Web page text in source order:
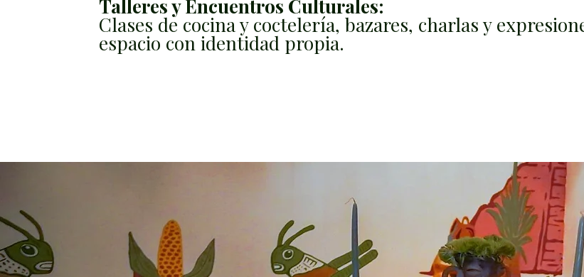
Talleres y Encuentros Culturales:
Clases de cocina y coctelería, bazares, charlas y
espacio con identidad propia.